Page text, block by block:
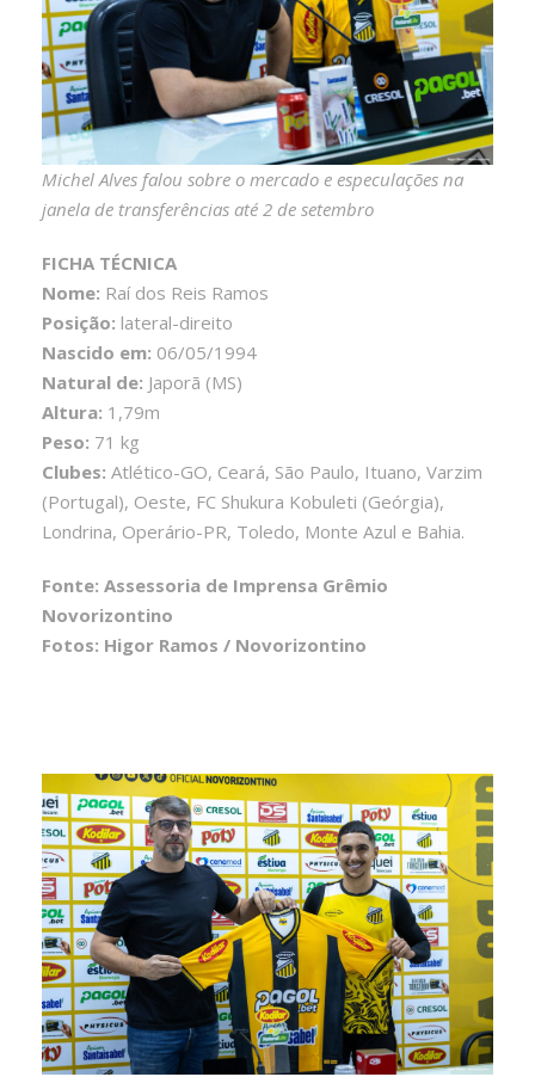
Michel Alves falou sobre o mercado e especulações na
janela de transferências até 2 de setembro
FICHA TÉCNICA
Nome: Raí dos Reis Ramos
Posição: lateral-direito
Nascido em: 06/05/1994
Natural de: Japorã (MS)
Altura: 1,79m
Peso: 71 kg
Clubes: Atlético-GO, Ceará, São Paulo, Ituano, Varzim
(Portugal), Oeste, FC Shukura Kobuleti (Geórgia),
Londrina, Operário-PR, Toledo, Monte Azul e Bahia.
Fonte: Assessoria de Imprensa Grêmio
Novorizontino
Fotos: Higor Ramos / Novorizontino